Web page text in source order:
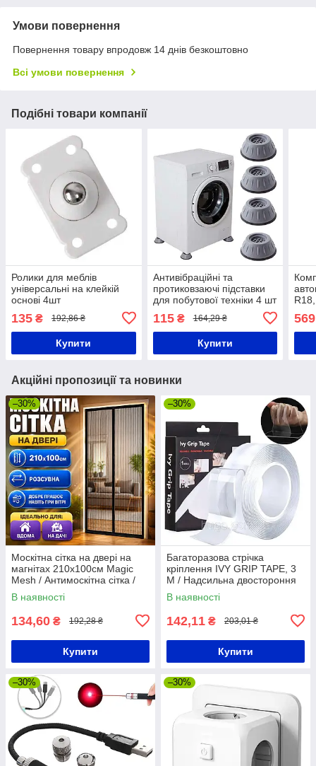
Умови повернення
Повернення товару впродовж 14 днів безкоштовно
Всі умови повернення
Подібні товари компанії
Ролики для меблів
універсальні на клейкій
основі 4шт
135 ₴ 192,86 ₴
Купити
Антивібраційні та
протиковзаючі підставки
для побутової техніки 4 шт
присосках для меблів
115₴ 164,29 ₴
Купити
для
569
Акційні пропозиції та новинки
–30%
Москітна сітка на двері на
магнітах 210х100см Magic
Mesh / Антимоскітна сітка /
Дверна сітка / Магнітна
штора
В наявності
134,60 ₴ 192,28 ₴
Купити
–30%
Багаторазова стрічка
кріплення IVY GRIP TAPE, 3
M / Надсильна двостороння
клейка стрічка скотч
В наявності
142,11 ₴ 203,01 ₴
Купити
–30% –30%